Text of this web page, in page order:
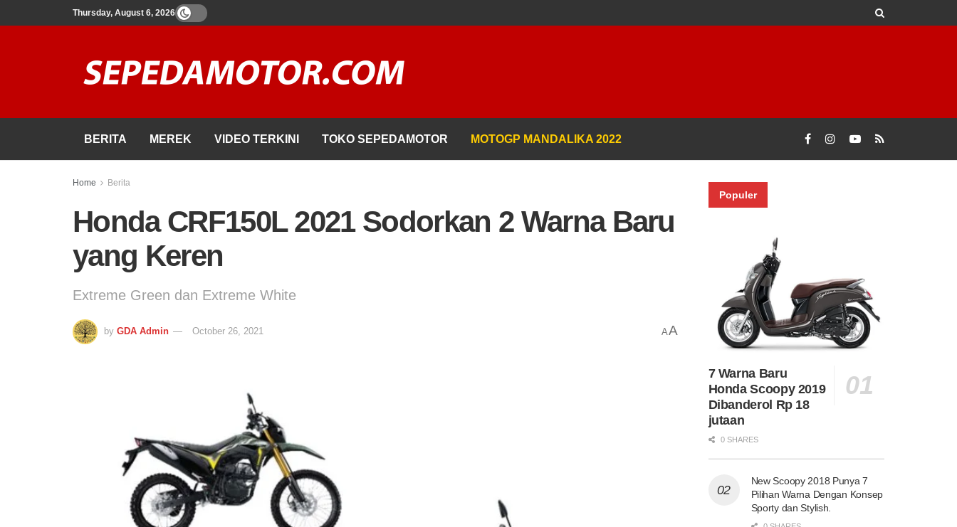
Thursday, August 6, 2026
BERITA MEREK VIDEO TERKINI TOKO SEPEDAMOTOR MOTOGP MANDALIKA 2022
Home Berita
Honda CRF150L 2021 Sodorkan 2 Warna Baru
yang Keren
Extreme Green dan Extreme White
by GDA Admin October 26, 2021 AA
Populer
7 Warna Baru
Honda Scoopy 2019
Dibanderol Rp 18
jutaan
0 SHARES
New Scoopy 2018 Punya 7
Pilihan Warna Dengan Konsep
Sporty dan Stylish.